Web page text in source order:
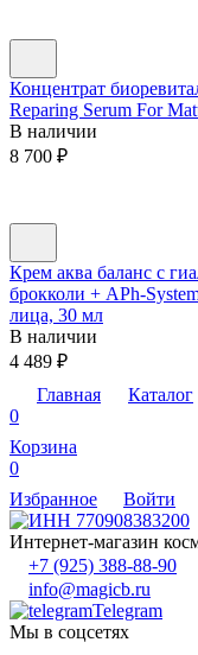
Концентрат
Reparing Serum For
В наличии
8 700 ₽
Крем аква баланс с
брокколи + APh-
лица, 30 мл
В наличии
4 489 ₽
Главная
Каталог
0
Корзина
0
Избранное
Войти
Интернет-магазин
+7 (925) 388-88-90
info@magicb.ru
Telegram
Мы в соцсетях